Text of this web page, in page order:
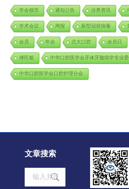
学会领导 通知公告 业界资讯
学术会议 周报 新型冠状病毒
会员 年会 北大口腔 会员日
傅民魁 中华口腔医学会牙体牙髓病学专业
中华口腔医学会口腔护理分会
文章搜索
Search: